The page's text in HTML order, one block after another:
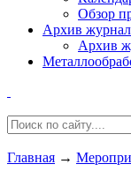
Обзор
Архив
Архив
Главная →